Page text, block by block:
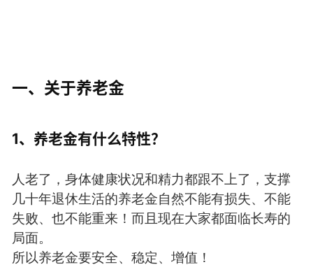
一、关于养老金
1、养老金有什么特性？
人老了，身体健康状况和精力都跟不上了，支撑
几十年退休生活的养老金自然不能有损失、不能
失败、也不能重来！而且现在大家都面临长寿的
局面。
所以养老金要安全、稳定、增值！